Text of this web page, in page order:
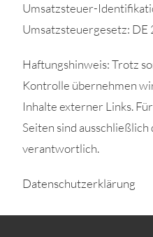
Umsatzsteuer-
Umsatzsteuergesetz:
Haftungshinweis: Trotz
Kontrolle übernehmen
Inhalte externer Links.
Seiten sind
verantwortlich.
Datenschutzerklärung